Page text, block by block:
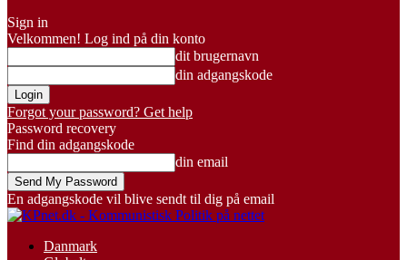
Sign in
Velkommen! Log ind på din konto
dit brugernavn
din adgangskode
Forgot your password? Get help
Password recovery
Find din adgangskode
din email
En adgangskode vil blive sendt til dig på email
Danmark